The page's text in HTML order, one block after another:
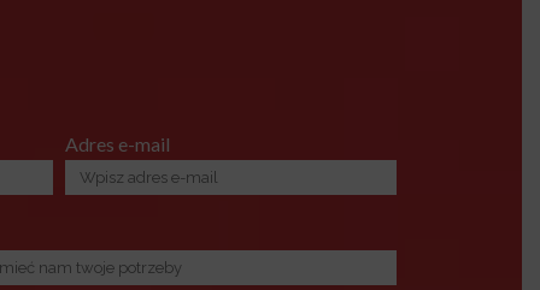
Adres e-mail